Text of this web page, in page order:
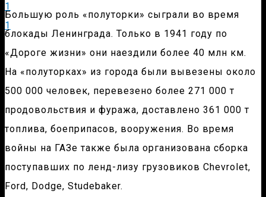
1
1
Большую роль «полуторки» сыграли во время
блокады Ленинграда. Только в 1941 году по
«Дороге жизни» они наездили более 40 млн км.
На «полуторках» из города были вывезены около
500 000 человек, перевезено более 271 000 т
продовольствия и фуража, доставлено 361 000 т
топлива, боеприпасов, вооружения. Во время
войны на ГАЗе также была организована сборка
поступавших по ленд-лизу грузовиков Сhevrolet,
Ford, Dodge, Studebaker.